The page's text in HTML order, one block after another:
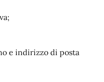
e indirizzo di posta